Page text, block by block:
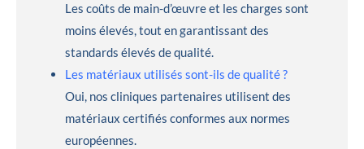
Les coûts de main-d’œuvre et les charges sont
moins élevés, tout en garantissant des
standards élevés de qualité.
Les matériaux utilisés sont-ils de qualité ?
Oui, nos cliniques partenaires utilisent des
matériaux certifiés conformes aux normes
européennes.